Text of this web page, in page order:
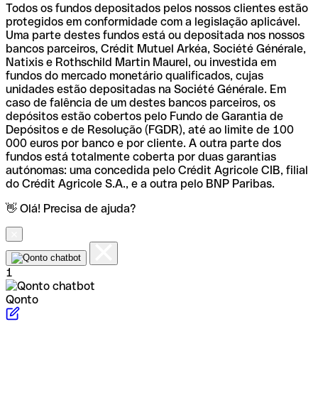
Todos os fundos depositados pelos nossos clientes estão
protegidos em conformidade com a legislação aplicável.
Uma parte destes fundos está ou depositada nos nossos
bancos parceiros, Crédit Mutuel Arkéa, Société Générale,
Natixis e Rothschild Martin Maurel, ou investida em
fundos do mercado monetário qualificados, cujas
unidades estão depositadas na Société Générale. Em
caso de falência de um destes bancos parceiros, os
depósitos estão cobertos pelo Fundo de Garantia de
Depósitos e de Resolução (FGDR), até ao limite de 100
000 euros por banco e por cliente. A outra parte dos
fundos está totalmente coberta por duas garantias
autónomas: uma concedida pelo Crédit Agricole CIB, filial
do Crédit Agricole S.A., e a outra pelo BNP Paribas.
👋 Olá! Precisa de ajuda?
1
Qonto